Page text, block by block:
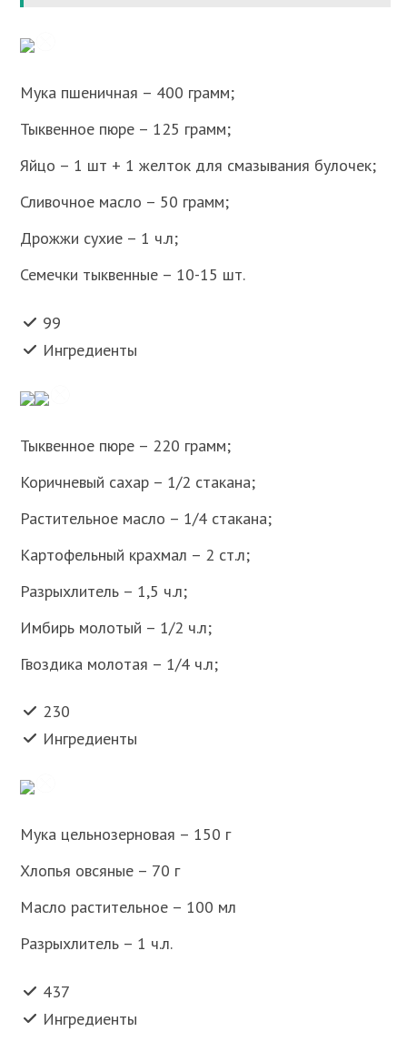
Мука пшеничная – 400 грамм;
Тыквенное пюре – 125 грамм;
Яйцо – 1 шт + 1 желток для смазывания булочек;
Сливочное масло – 50 грамм;
Дрожжи сухие – 1 ч.л;
Семечки тыквенные – 10-15 шт.
99
Ингредиенты
Тыквенное пюре – 220 грамм;
Коричневый сахар – 1/2 стакана;
Растительное масло – 1/4 стакана;
Картофельный крахмал – 2 ст.л;
Разрыхлитель – 1,5 ч.л;
Имбирь молотый – 1/2 ч.л;
Гвоздика молотая – 1/4 ч.л;
230
Ингредиенты
Мука цельнозерновая – 150 г
Хлопья овсяные – 70 г
Масло растительное – 100 мл
Разрыхлитель – 1 ч.л.
437
Ингредиенты